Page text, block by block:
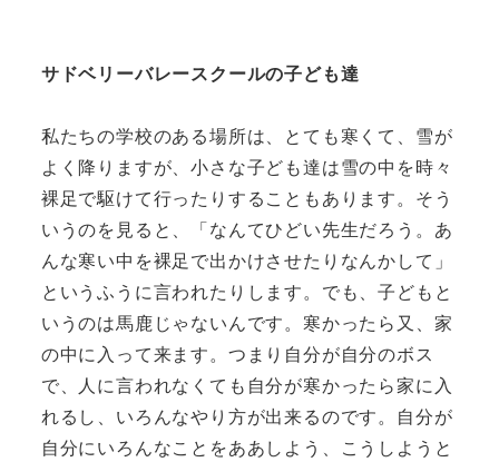
サドベリーバレースクールの子ども達
私たちの学校のある場所は、とても寒くて、雪が
よく降りますが、小さな子ども達は雪の中を時々
裸足で駆けて行ったりすることもあります。そう
いうのを見ると、「なんてひどい先生だろう。あ
んな寒い中を裸足で出かけさせたりなんかして」
というふうに言われたりします。でも、子どもと
いうのは馬鹿じゃないんです。寒かったら又、家
の中に入って来ます。つまり自分が自分のボス
で、人に言われなくても自分が寒かったら家に入
れるし、いろんなやり方が出来るのです。自分が
自分にいろんなことをああしよう、こうしようと